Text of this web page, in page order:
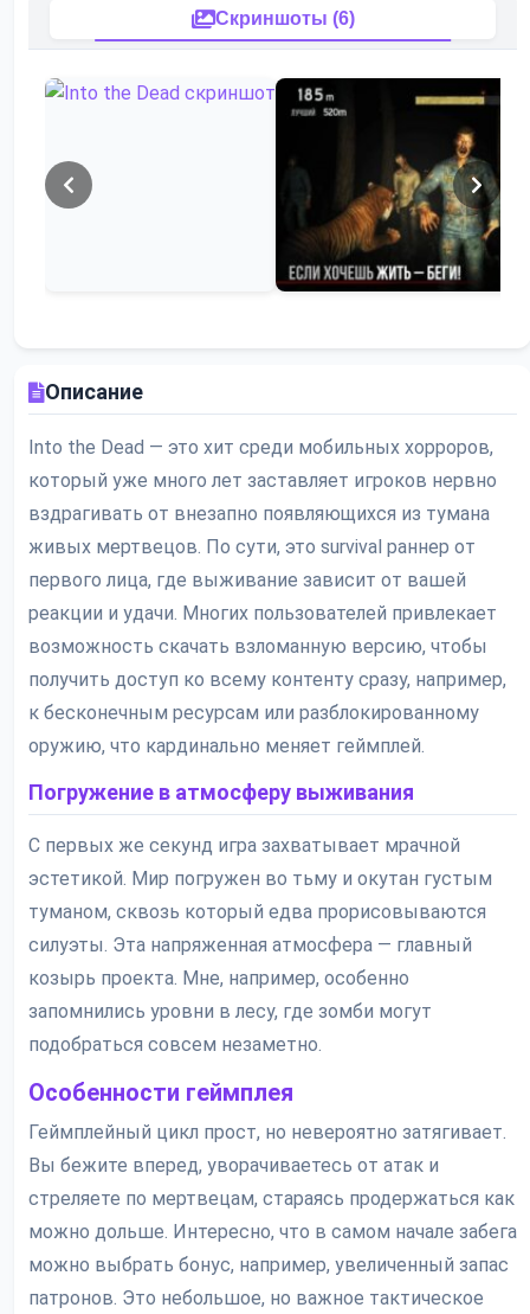
Скриншоты (6)
Описание
Into the Dead — это хит среди мобильных хорроров,
который уже много лет заставляет игроков нервно
вздрагивать от внезапно появляющихся из тумана
живых мертвецов. По сути, это survival раннер от
первого лица, где выживание зависит от вашей
реакции и удачи. Многих пользователей привлекает
возможность скачать взломанную версию, чтобы
получить доступ ко всему контенту сразу, например,
к бесконечным ресурсам или разблокированному
оружию, что кардинально меняет геймплей.
Погружение в атмосферу выживания
С первых же секунд игра захватывает мрачной
эстетикой. Мир погружен во тьму и окутан густым
туманом, сквозь который едва прорисовываются
силуэты. Эта напряженная атмосфера — главный
козырь проекта. Мне, например, особенно
запомнились уровни в лесу, где зомби могут
подобраться совсем незаметно.
Особенности геймплея
Геймплейный цикл прост, но невероятно затягивает.
Вы бежите вперед, уворачиваетесь от атак и
стреляете по мертвецам, стараясь продержаться как
можно дольше. Интересно, что в самом начале забега
можно выбрать бонус, например, увеличенный запас
патронов. Это небольшое, но важное тактическое